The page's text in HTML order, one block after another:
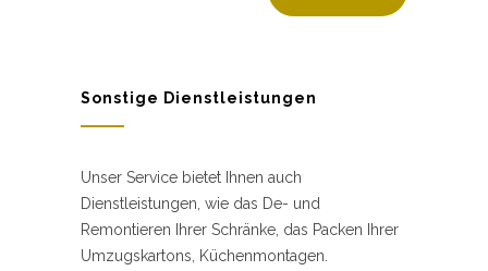
Sonstige Dienstleistungen
Unser Service bietet Ihnen auch
Dienstleistungen, wie das De- und
Remontieren Ihrer Schränke, das Packen Ihrer
Umzugskartons, Küchenmontagen.